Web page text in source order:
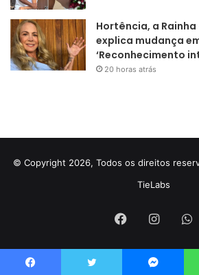
Hortência, a
explica mudança
‘Reconhecimento
20 horas atrás
© Copyright 2026, Todos os direitos
TieLabs
Facebook